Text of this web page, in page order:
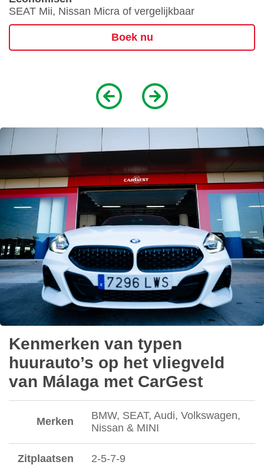
SEAT Mii, Nissan Micra of vergelijkbaar
Boek nu
Kenmerken van typen
huurauto’s op het vliegveld
van Málaga met CarGest
Merken
BMW, SEAT, Audi, Volkswagen,
Nissan & MINI
Zitplaatsen 2-5-7-9